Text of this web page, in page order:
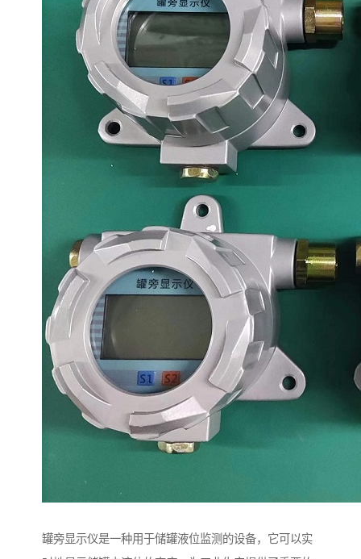
罐旁显示仪是一种用于储罐液位监测的设备，它可以实